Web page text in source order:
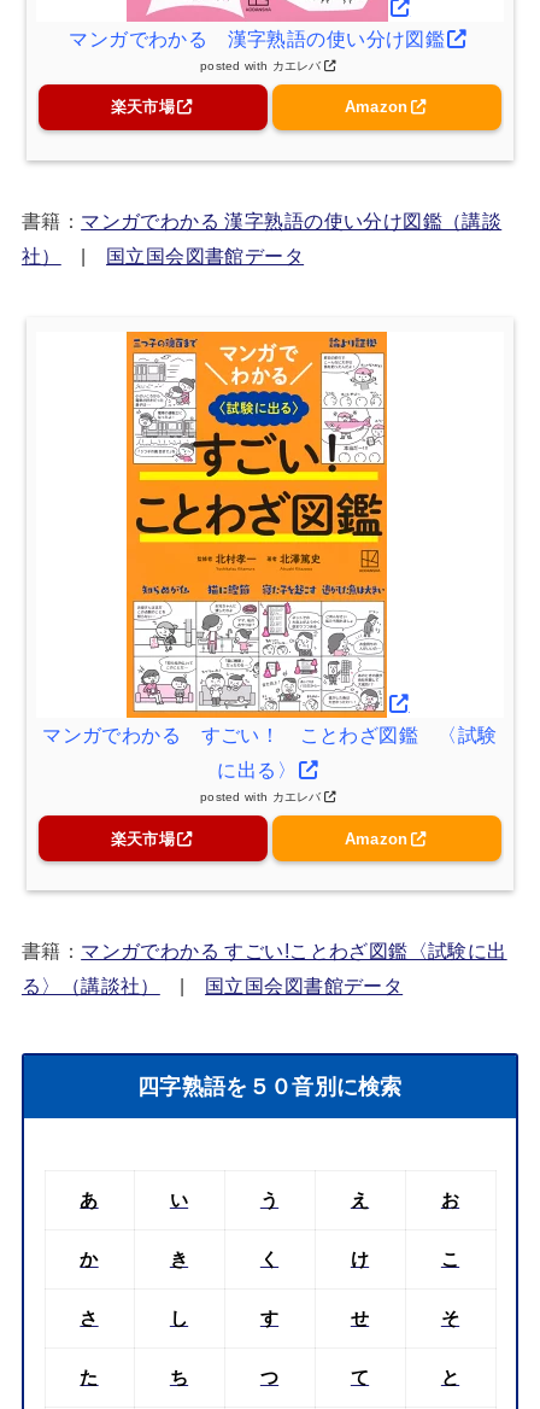
マンガでわかる 漢字熟語の使い分け図鑑
posted with カエレバ
楽天市場 Amazon
書籍： マンガでわかる 漢字熟語の使い分け図鑑（講談
社）
| 国立国会図書館データ
マンガでわかる すごい！ ことわざ図鑑 〈試験
に出る〉
posted with カエレバ
楽天市場 Amazon
書籍： マンガでわかる すごい!ことわざ図鑑〈試験に出
る〉（講談社）
| 国立国会図書館データ
四字熟語を５０音別に検索
あ い う え お
か き く け こ
さ し す せ そ
た ち つ て と